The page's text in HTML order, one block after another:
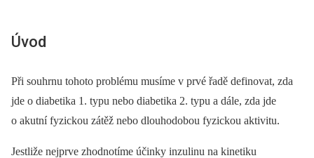
Úvod
Při souhrnu tohoto problému musíme v prvé řadě definovat, zda
jde o diabetika 1. typu nebo diabetika 2. typu a dále, zda jde
o akutní fyzickou zátěž nebo dlouhodobou fyzickou aktivitu.
Jestliže nejprve zhodnotíme účinky inzulinu na kinetiku